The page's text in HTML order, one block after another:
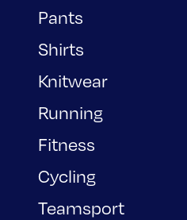
Pants
Shirts
Knitwear
Running
Fitness
Cycling
Teamsport